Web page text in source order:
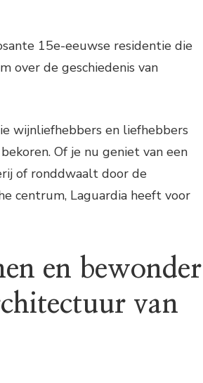
15e-eeuwse residentie die
over de geschiedenis van
wijnliefhebbers en liefhebbers
Of je nu geniet van een
of ronddwaalt door de
centrum, Laguardia heeft voor
en bewonder
van